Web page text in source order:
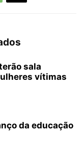
sala
vítimas
da educação